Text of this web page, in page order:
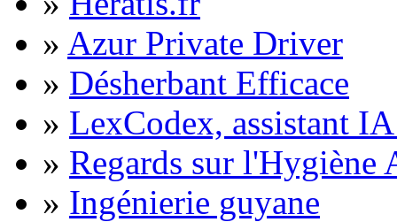
» Azur Private Driver
» Désherbant Efficace
» LexCodex, assistant
» Regards sur l'Hygiène
» Ingénierie guyane